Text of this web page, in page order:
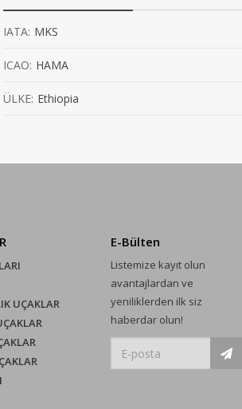
IATA: MKS
ICAO: HAMA
ÜLKE: Ethiopia
UÇAKLAR
E-Bülten
Listemize kayıt olun
avantajlardan ve
yeniliklerden ilk siz
haberdar olun!